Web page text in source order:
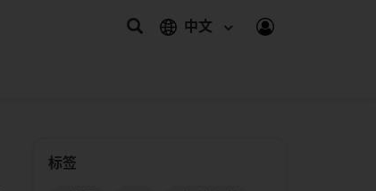
中文
标签